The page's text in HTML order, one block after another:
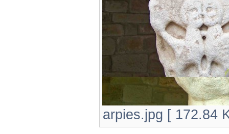
arpies.jpg [ 172.84